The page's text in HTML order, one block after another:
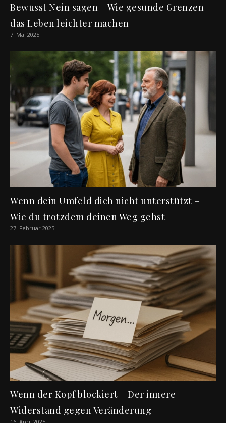
Bewusst Nein sagen – Wie gesunde Grenzen
das Leben leichter machen
7. Mai 2025
Wenn dein Umfeld dich nicht unterstützt –
Wie du trotzdem deinen Weg gehst
27. Februar 2025
Wenn der Kopf blockiert – Der innere
Widerstand gegen Veränderung